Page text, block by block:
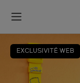
EXCLUSIVITÉ WEB